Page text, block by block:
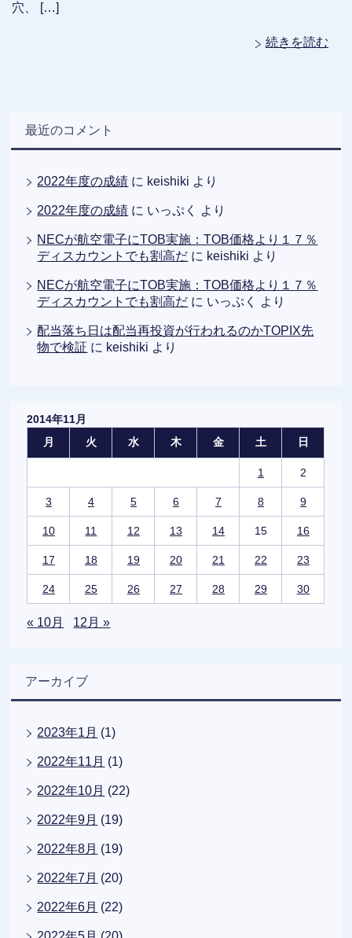
穴、 […]
続きを読む
最近のコメント
2022年度の成績 に keishiki より
2022年度の成績 に いっぷく より
NECが航空電子にTOB実施：TOB価格より１７％
ディスカウントでも割高だ に keishiki より
NECが航空電子にTOB実施：TOB価格より１７％
ディスカウントでも割高だ に いっぷく より
配当落ち日は配当再投資が行われるのかTOPIX先
物で検証 に keishiki より
2014年11月
月
火 水 木 金 土 日
1 2
3 4 5 6 7 8 9
10 11 12 13 14 15 16
17 18 19 20 21 22 23
24 25 26 27 28 29 30
« 10月 12月 »
アーカイブ
2023年1月 (1)
2022年11月 (1)
2022年10月 (22)
2022年9月 (19)
2022年8月 (19)
2022年7月 (20)
2022年6月 (22)